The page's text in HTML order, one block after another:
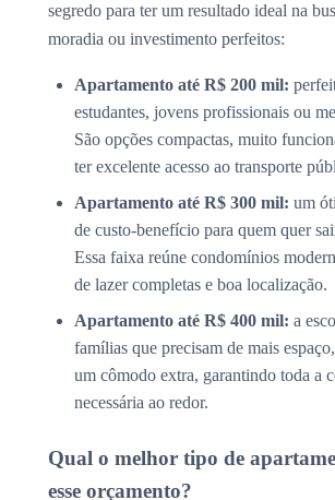
segredo para ter um resultado ideal na
moradia ou investimento perfeitos:
Apartamento até R$ 200 mil:
estudantes, jovens profissionais ou
São opções compactas, muito
ter excelente acesso ao transporte
Apartamento até R$ 300 mil: um
de custo-benefício para quem quer
Essa faixa reúne condomínios
de lazer completas e boa localização.
Apartamento até R$ 400 mil: a
famílias que precisam de mais
um cômodo extra, garantindo toda a
necessária ao redor.
Qual o melhor tipo de
esse orçamento?